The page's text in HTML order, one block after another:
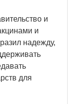
и
и
надежду,
для